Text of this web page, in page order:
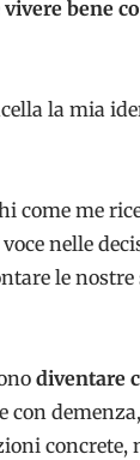
vivere bene
la mia
come me
nelle
le nostre
diventare
con
concrete,